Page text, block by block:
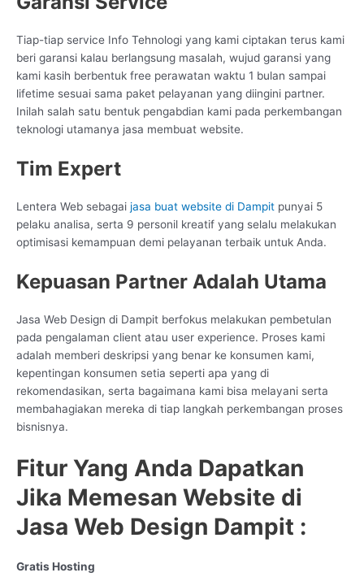
Tiap-tiap service Info Tehnologi yang kami ciptakan terus kami
beri garansi kalau berlangsung masalah, wujud garansi yang
kami kasih berbentuk free perawatan waktu 1 bulan sampai
lifetime sesuai sama paket pelayanan yang diingini partner.
Inilah salah satu bentuk pengabdian kami pada perkembangan
teknologi utamanya jasa membuat website.
Tim Expert
Lentera Web sebagai jasa buat website di Dampit punyai 5
pelaku analisa, serta 9 personil kreatif yang selalu melakukan
optimisasi kemampuan demi pelayanan terbaik untuk Anda.
Kepuasan Partner Adalah Utama
Jasa Web Design di Dampit berfokus melakukan pembetulan
pada pengalaman client atau user experience. Proses kami
adalah memberi deskripsi yang benar ke konsumen kami,
kepentingan konsumen setia seperti apa yang di
rekomendasikan, serta bagaimana kami bisa melayani serta
membahagiakan mereka di tiap langkah perkembangan proses
bisnisnya.
Fitur Yang Anda Dapatkan
Jika Memesan Website di
Jasa Web Design Dampit :
Gratis Hosting